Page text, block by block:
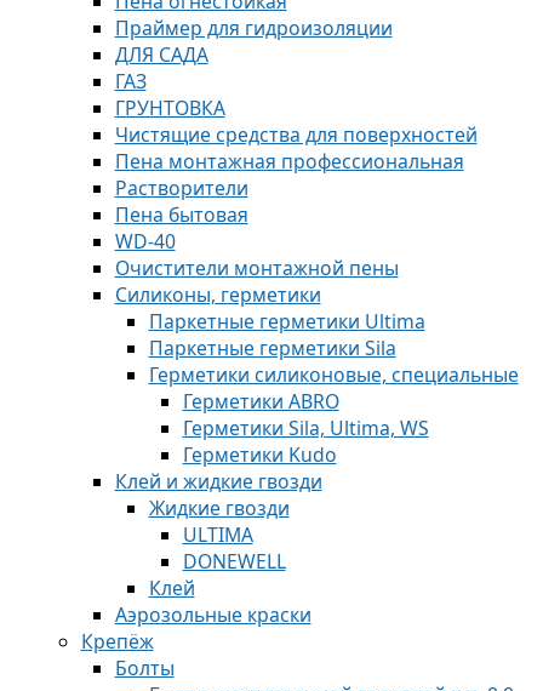
Праймер для гидроизоляции
ДЛЯ САДА
ГАЗ
ГРУНТОВКА
Чистящие средства для поверхностей
Пена монтажная профессиональная
Растворители
Пена бытовая
WD-40
Очистители монтажной пены
Силиконы, герметики
Паркетные герметики Ultima
Паркетные герметики Sila
Герметики силиконовые, специальные
Герметики ABRO
Герметики Sila, Ultima, WS
Герметики Kudo
Клей и жидкие гвозди
Жидкие гвозди
ULTIMA
DONEWELL
Клей
Аэрозольные краски
Крепёж
Болты